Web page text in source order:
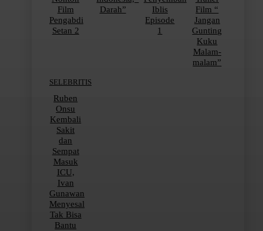
Film
Pengabdi
Setan 2
Darah”
Iblis
Episode
1
Film “
Jangan
Gunting
Kuku
Malam-
malam”
SELEBRITIS
Ruben
Onsu
Kembali
Sakit
dan
Sempat
Masuk
ICU,
Ivan
Gunawan
Menyesal
Tak Bisa
Bantu